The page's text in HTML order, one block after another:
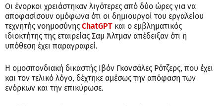
Οι ένορκοι χρειάστηκαν λιγότερες από δύο ώρες για να
αποφασίσουν ομόφωνα ότι οι δημιουργοί του εργαλείου
τεχνητής νοημοσύνης ChatGPT και ο εμβληματικός
ιδιοκτήτης της εταιρείας Σαμ Άλτμαν απέδειξαν ότι η
υπόθεση έχει παραγραφεί.
Η ομοσπονδιακή δικαστής Ιβόν Γκονσάλες Ρότζερς, που έχει
και τον τελικό λόγο, δέχτηκε αμέσως την απόφαση των
ενόρκων και την επικύρωσε.